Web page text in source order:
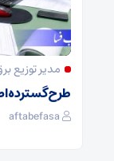
مدیر توزیع
طرح گسترده
aftabefasa